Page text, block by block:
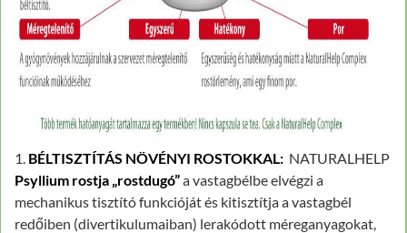
1. BÉLTISZTÍTÁS NÖVÉNYI ROSTOKKAL: NATURALHELP
Psyllium rostja „rostdugó”a vastagbélbe elvégzi a
mechanikus tisztító funkcióját és kitisztítja a vastagbél
redőiben (divertikulumaiban) lerakódott méreganyagokat,